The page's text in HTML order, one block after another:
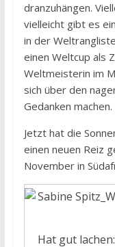
dranzuhängen.
vielleicht gibt es
in der
einen Weltcup als
Weltmeisterin im
sich über den
Gedanken machen.
Jetzt hat die
einen neuen Reiz
November in
Hat gut